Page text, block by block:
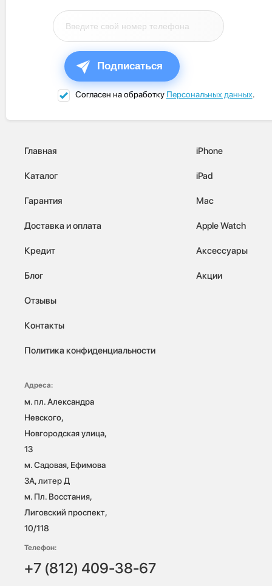
Подписаться
Согласен на обработку Персональных данных.
Главная
Каталог
Гарантия
Доставка и оплата
Кредит
Блог
Отзывы
Контакты
Политика конфиденциальности
iPhone
iPad
Mac
Apple Watch
Аксессуары
Акции
Адреса:
м. пл. Александра
Невского,
Новгородская улица,
13
м. Садовая, Ефимова
3А, литер Д
м. Пл. Восстания,
Лиговский проспект,
10/118
Телефон:
+7 (812) 409-38-67